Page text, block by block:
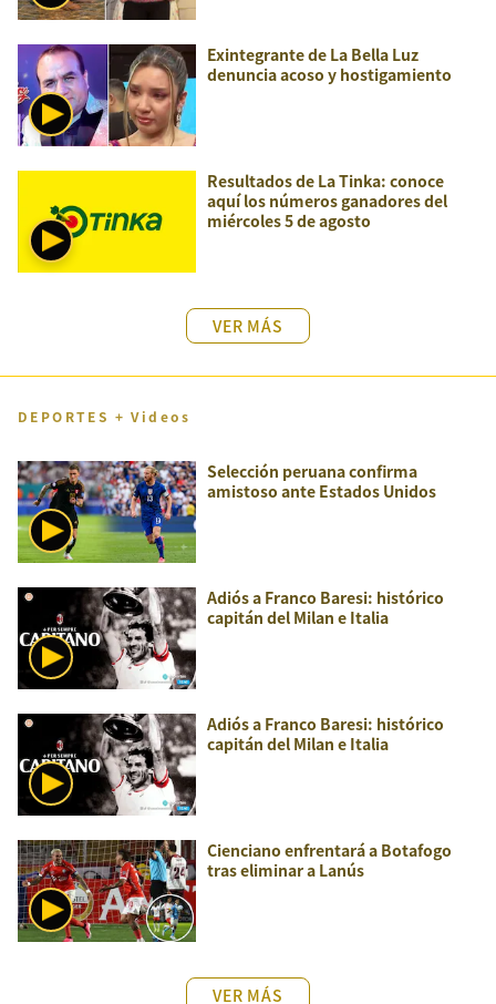
Exintegrante de La Bella Luz
denuncia acoso y hostigamiento
Resultados de La Tinka: conoce
aquí los números ganadores del
miércoles 5 de agosto
VER MÁS
DEPORTES + Videos
Selección peruana confirma
amistoso ante Estados Unidos
Adiós a Franco Baresi: histórico
capitán del Milan e Italia
Adiós a Franco Baresi: histórico
capitán del Milan e Italia
Cienciano enfrentará a Botafogo
tras eliminar a Lanús
VER MÁS